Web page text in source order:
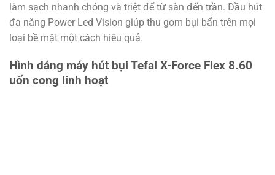
làm sạch nhanh chóng và triệt để từ sàn đến trần. Đầu hút
đa năng Power Led Vision giúp thu gom bụi bẩn trên mọi
loại bề mặt một cách hiệu quả.
Hình dáng máy hút bụi Tefal X-Force Flex 8.60
uốn cong linh hoạt